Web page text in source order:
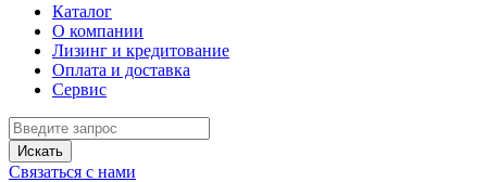
Каталог
О компании
Лизинг и кредитование
Оплата и доставка
Сервис
Искать
Связаться с нами